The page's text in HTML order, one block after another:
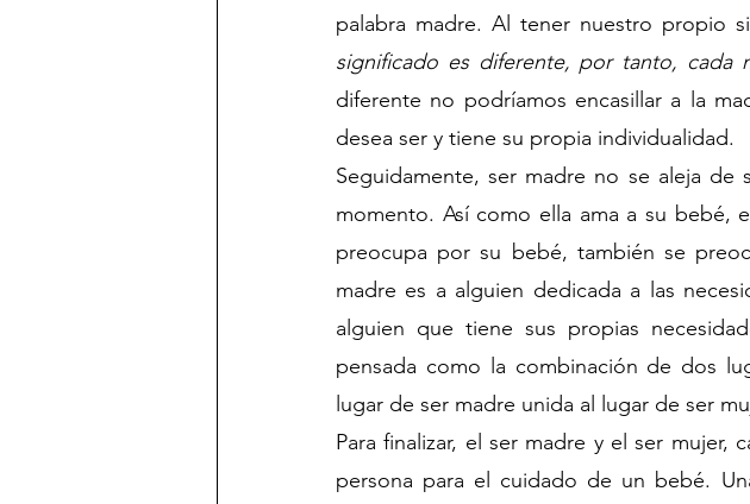
palabra madre. Al tener nuestro propio
significado es diferente, por tanto, cada
diferente no podríamos encasillar a la
desea ser y tiene su propia individualidad.
Seguidamente, ser madre no se aleja de
momento. Así como ella ama a su bebé,
preocupa por su bebé, también se
madre es a alguien dedicada a las
alguien que tiene sus propias
pensada como la combinación de dos
lugar de ser madre unida al lugar de ser
Para finalizar, el ser madre y el ser mujer,
persona para el cuidado de un bebé.